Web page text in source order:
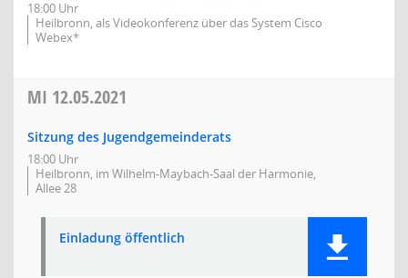
18:00 Uhr
Heilbronn, als Videokonferenz über das System Cisco
Webex*
MI 12.05.2021
Sitzung des Jugendgemeinderats
18:00 Uhr
Heilbronn, im Wilhelm-Maybach-Saal der Harmonie,
Allee 28
Einladung öffentlich